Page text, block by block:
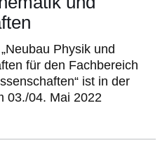
Physik und
für den Fachbereich
ist in der
03./04. Mai 2022